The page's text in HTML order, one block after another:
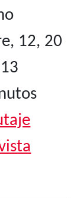
12, 20